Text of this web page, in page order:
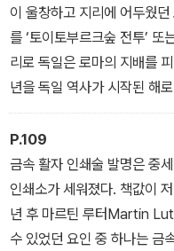
이 울창하고 지리에 어두웠
를 ‘토이토부르크숲 전투’ 또
리로 독일은 로마의 지배를
년을 독일 역사가 시작된 해
대패했으나 이후 강을 건너
했다. 그러나 후임 황제 티
위: 14〜37년)는 라인강을
음에도 티베리우스는 왜 라
의 저항이 거세 게르마니아
어렵다고 보았기 때문이다.
P.109
금속 활자 인쇄술 발명은 중
인쇄소가 세워졌다. 책값이
년 후 마르틴 루터Martin
수 있었던 요인 중 하나는 금